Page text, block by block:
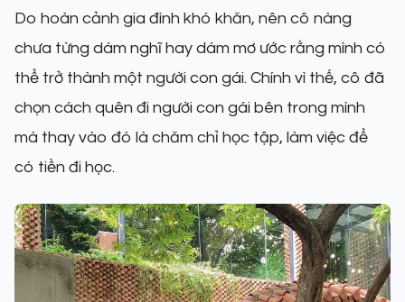
Do hoàn cảnh gia đình khó khăn, nên cô nàng
chưa từng dám nghĩ hay dám mơ ước rằng mình có
thể trở thành một người con gái. Chính vì thế, cô đã
chọn cách quên đi người con gái bên trong mình
mà thay vào đó là chăm chỉ học tập, làm việc để
có tiền đi học.